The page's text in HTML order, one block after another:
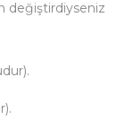
değiştirdiyseniz